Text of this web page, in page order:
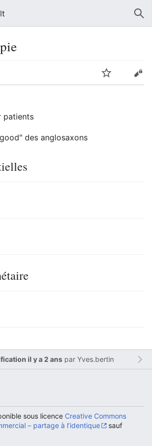
patients
des anglosaxons
il y a 2 anspar Yves.bertin
sous licence Creative Commons
– partage à l’identique
sauf